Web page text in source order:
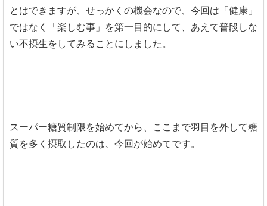
とはできますが、せっかくの機会なので、今回は「健康」
ではなく「楽しむ事」を第一目的にして、あえて普段しな
い不摂生をしてみることにしました。
スーパー糖質制限を始めてから、ここまで羽目を外して糖
質を多く摂取したのは、今回が始めてです。